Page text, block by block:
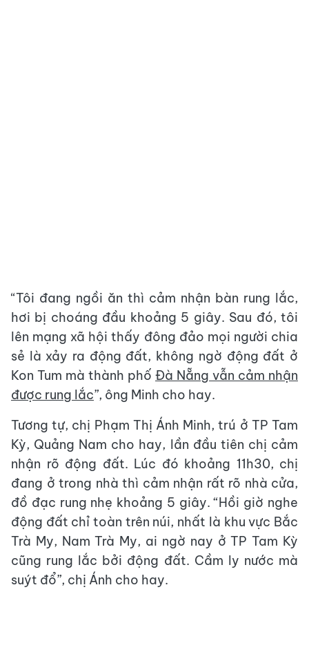
“Tôi đang ngồi ăn thì cảm nhận bàn rung lắc,
hơi bị choáng đầu khoảng 5 giây. Sau đó, tôi
lên mạng xã hội thấy đông đảo mọi người chia
sẻ là xảy ra động đất, không ngờ động đất ở
Kon Tum mà thành phố Đà Nẵng vẫn cảm nhận
được rung lắc”, ông Minh cho hay.
Tương tự, chị Phạm Thị Ánh Minh, trú ở TP Tam
Kỳ, Quảng Nam cho hay, lần đầu tiên chị cảm
nhận rõ động đất. Lúc đó khoảng 11h30, chị
đang ở trong nhà thì cảm nhận rất rõ nhà cửa,
đồ đạc rung nhẹ khoảng 5 giây. “Hồi giờ nghe
động đất chỉ toàn trên núi, nhất là khu vực Bắc
Trà My, Nam Trà My, ai ngờ nay ở TP Tam Kỳ
cũng rung lắc bởi động đất. Cầm ly nước mà
suýt đổ”, chị Ánh cho hay.